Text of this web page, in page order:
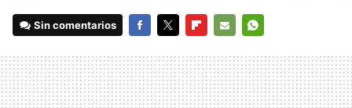
Sin comentarios
MAIL